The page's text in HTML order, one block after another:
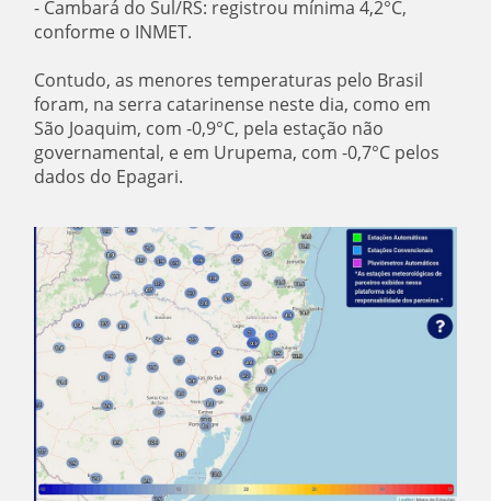
- Cambará do Sul/RS: registrou mínima 4,2°C,
conforme o INMET.
Contudo, as menores temperaturas pelo Brasil
foram, na serra catarinense neste dia, como em
São Joaquim, com -0,9°C, pela estação não
governamental, e em Urupema, com -0,7°C pelos
dados do Epagari.